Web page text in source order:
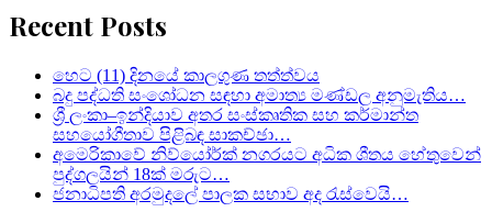
Recent Posts
හෙට (11) දිනයේ කාලගුණ තත්ත්වය
බදු පද්ධති සංශෝධන සඳහා අමාත්‍ය මණ්ඩල අනුමැතිය…
ශ්‍රී ලංකා–ඉන්දියාව අතර සංස්කෘතික සහ කර්මාන්ත
සහයෝගීතාව පිළිබඳ සාකච්ඡා…
අමෙරිකාවේ නිව්යෝර්ක් නගරයට අධික ශීතය හේතුවෙන්
පුද්ගලයින් 18ක් මරුට…
ජනාධිපති අරමුදලේ පාලක සභාව අද රැස්වෙයි…